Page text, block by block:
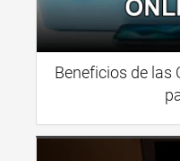
Beneficios de las